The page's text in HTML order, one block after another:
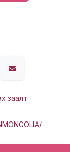
заалт